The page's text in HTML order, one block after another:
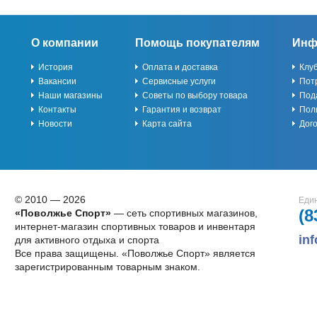
О компании
История
Вакансии
Наши магазины
Контакты
Новости
Помощь покупателям
Оплата и доставка
Сервисные услуги
Советы по выбору товара
Гарантия и возврат
Карта сайта
© 2010 — 2026
«Поволжье Спорт»— сеть спортивных магазинов,
интернет-магазин спортивных товаров и инвентаря
для активного отдыха и спорта
Все права защищены. «Поволжье Спорт» является
зарегистрированным товарным знаком.